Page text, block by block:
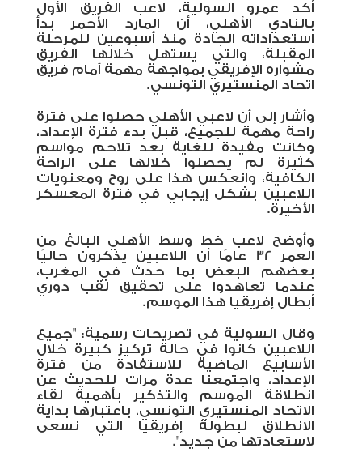
أكد عمرو السولية، لاعب الفريق الأول
بالنادي الأهلي، أن المارد الأحمر بدأ
استعداداته الجادة منذ أسبوعين للمرحلة
المقبلة، والتي يستهل خلالها الفريق
مشواره الإفريقي بمواجهة مهمة أمام فريق
اتحاد المنستيري التونسي.
وأشار إلى أن لاعبي الأهلي حصلوا على فترة
راحة مهمة للجميع، قبل بدء فترة الإعداد،
وكانت مفيدة للغاية بعد تلاحم مواسم
كثيرة لم يحصلوا خلالها على الراحة
الكافية، وانعكس هذا على روح ومعنويات
اللاعبين بشكل إيجابي في فترة المعسكر
الأخيرة.
وأوضح لاعب خط وسط الأهلي البالغ من
العمر 32 عامًا أن اللاعبين يذكرون حاليًا
بعضهم البعض بما حدث في المغرب،
عندما تعاهدوا على تحقيق لقب دوري
أبطال إفريقيا هذا الموسم.
وقال السولية في تصريحات رسمية: "جميع
اللاعبين كانوا في حالة تركيز كبيرة خلال
الأسابيع الماضية للاستفادة من فترة
الإعداد، واجتمعنا عدة مرات للحديث عن
انطلاقة الموسم والتذكير بأهمية لقاء
الاتحاد المنستيري التونسي، باعتبارها بداية
الانطلاق لبطولة إفريقيا التي نسعى
لاستعادتها من جديد".